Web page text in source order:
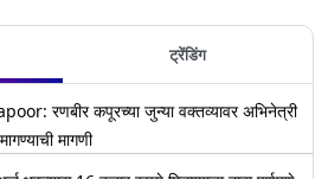
ट्रेंडिंग
रणबीर कपूरच्या जुन्या वक्तव्यावर अभिनेत्री
मागणी